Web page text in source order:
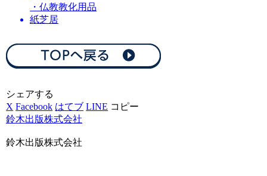
・仏教教化用品
紙芝居
シェアする
X Facebook はてブ LINE コピー
鈴木出版株式会社
鈴木出版株式会社